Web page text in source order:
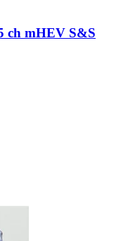
ch mHEV S&S